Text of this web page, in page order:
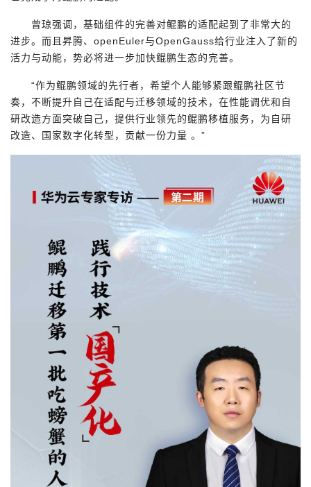
曾琼强调，基础组件的完善对鲲鹏的适配起到了非常大的
进步。而且昇腾、openEuler与OpenGauss给行业注入了新的
活力与动能，势必将进一步加快鲲鹏生态的完善。
“作为鲲鹏领域的先行者，希望个人能够紧跟鲲鹏社区节
奏，不断提升自己在适配与迁移领域的技术，在性能调优和自
研改造方面突破自己，提供行业领先的鲲鹏移植服务，为自研
改造、国家数字化转型，贡献一份力量 。”